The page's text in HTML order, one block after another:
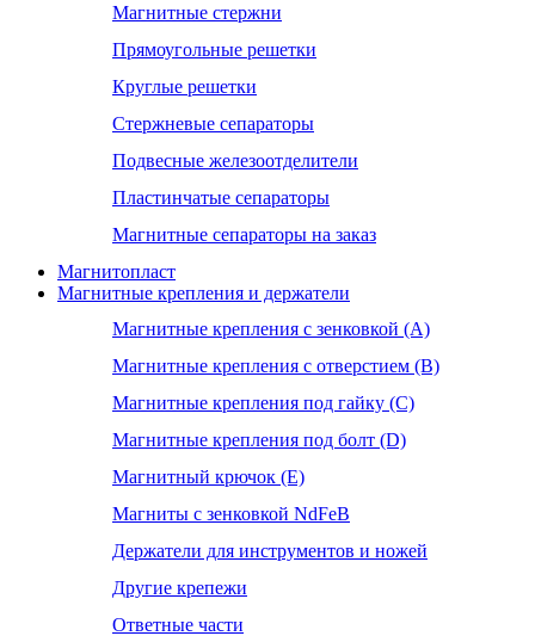
Магнитные стержни
Прямоугольные решетки
Круглые решетки
Стержневые сепараторы
Подвесные железоотделители
Пластинчатые сепараторы
Магнитные сепараторы на заказ
Магнитопласт
Магнитные крепления и держатели
Магнитные крепления с зенковкой (А)
Магнитные крепления с отверстием (В)
Магнитные крепления под гайку (С)
Магнитные крепления под болт (D)
Магнитный крючок (Е)
Магниты с зенковкой NdFeB
Держатели для инструментов и ножей
Другие крепежи
Ответные части